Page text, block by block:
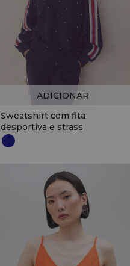
Sweatshirt com fita
desportiva e strass
ADICIONAR